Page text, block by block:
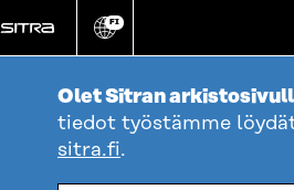
suoraan
sisältöön
Vaihda
kieli
FI
Olet Sitran
tiedot työstämme
sitra.fi.